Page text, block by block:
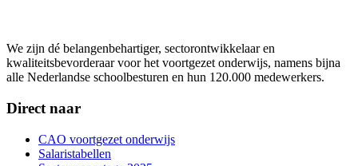
We zijn dé belangenbehartiger, sectorontwikkelaar en
kwaliteitsbevorderaar voor het voortgezet onderwijs, namens bijna
alle Nederlandse schoolbesturen en hun 120.000 medewerkers.
Direct naar
CAO voortgezet onderwijs
Salaristabellen